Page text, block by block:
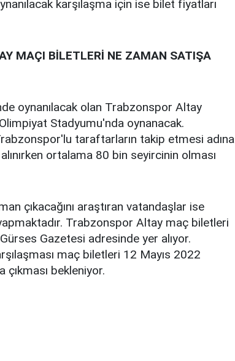
karşılaşma için ise bilet fiyatları
MAÇI BİLETLERİ NE ZAMAN SATIŞA
oynanılacak olan Trabzonspor Altay
Stadyumu'nda oynanacak.
taraftarların takip etmesi adına
ortalama 80 bin seyircinin olması
çıkacağını araştıran vatandaşlar ise
Trabzonspor Altay maç biletleri
Gazetesi adresinde yer alıyor.
maç biletleri 12 Mayıs 2022
çıkması bekleniyor.